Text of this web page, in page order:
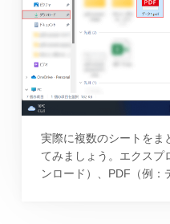
実際に複数のシートをま
てみましょう。エクスプ
ンロード）、PDF（例：